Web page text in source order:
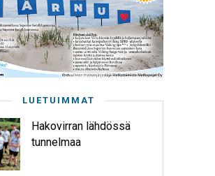
LUETUIMMAT
Hakovirran lähdössä
tunnelmaa